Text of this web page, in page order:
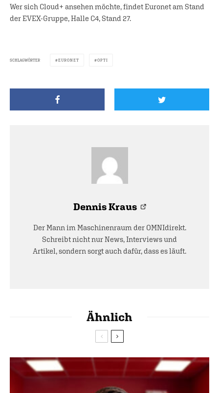
Wer sich Cloud+ ansehen möchte, findet Euronet am Stand
der EVEX-Gruppe, Halle C4, Stand 27.
SCHLAGWÖRTER EURONET OPTI
Dennis Kraus
Der Mann im Maschinenraum der OMNIdirekt.
Schreibt nicht nur News, Interviews und
Artikel, sondern sorgt auch dafür, dass es läuft.
Ähnlich